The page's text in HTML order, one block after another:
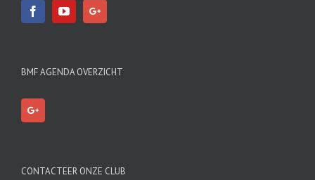
BMF AGENDA OVERZICHT
CONTACTEER ONZE CLUB